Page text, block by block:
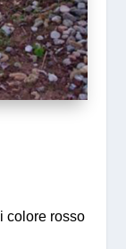
colore rosso